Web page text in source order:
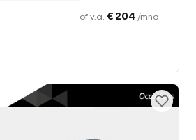
of v.a. € 204 /mnd